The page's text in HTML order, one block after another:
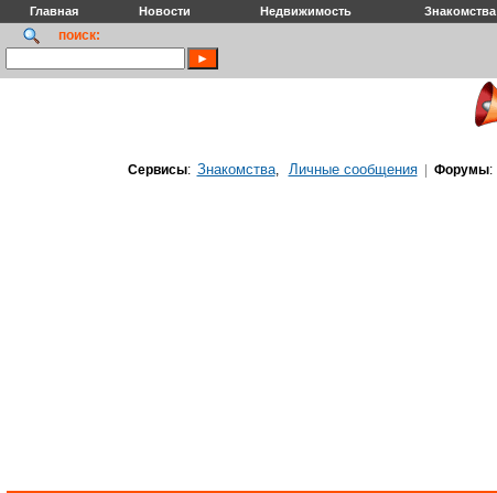
Главная Новости Недвижимость Знакомства
поиск:
Сервисы: Знакомства, Личные сообщения| Форумы: